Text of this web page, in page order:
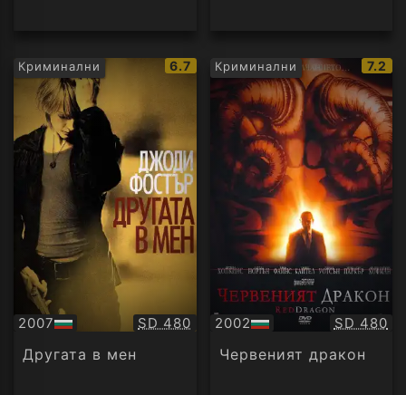
Криминални
IMDb
рейтинг:
6.7
2007
БГ
аудио
Качество:
SD 480
Другата в мен
Криминални
IMDb
7.2
2002
БГ
аудио
SD 480
Червеният дракон